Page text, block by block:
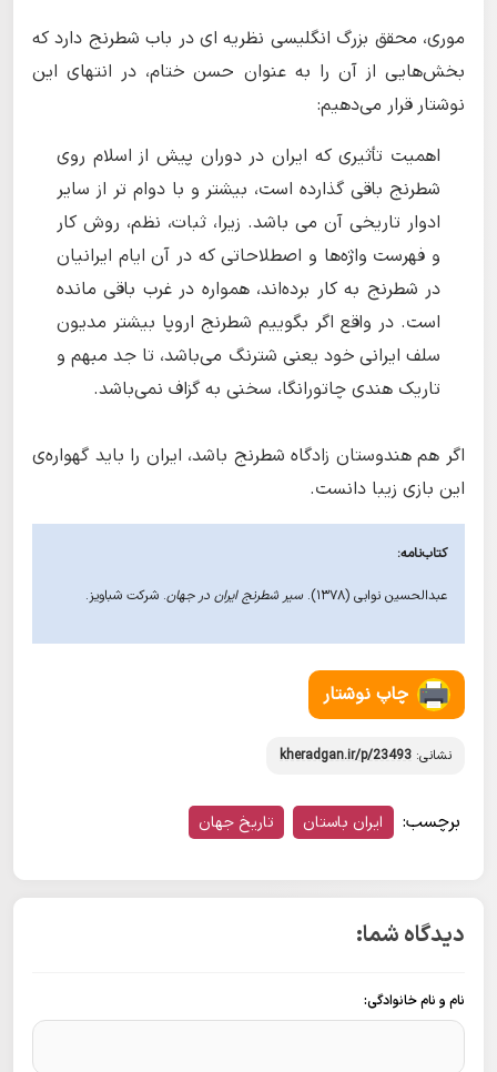
موری، محقق بزرگ انگلیسی نظریه ای در باب شطرنج دارد که
بخش‌هایی از آن را به عنوان حسن ختام، در انتهای این
نوشتار قرار می‌دهیم:
اهمیت تأثیری که ایران در دوران پیش از اسلام روی
شطرنج باقی گذارده است، بیشتر و با دوام تر از سایر
ادوار تاریخی آن می باشد. زیرا، ثبات، نظم، روش کار
و فهرست واژه‌ها و اصطلاحاتی که در آن ایام ایرانیان
در شطرنج به کار برده‌اند، همواره در غرب باقی مانده
است. در واقع اگر بگوییم شطرنج اروپا بیشتر مدیون
سلف ایرانی خود یعنی شترنگ می‌باشد، تا جد مبهم و
تاریک هندی چاتورانگا، سخنی به گزاف نمی‌باشد.
اگر هم هندوستان زادگاه شطرنج باشد، ایران را باید گهواره‌ی
این بازی زیبا دانست.
کتاب‌نامه:
عبدالحسین نوابی (1378). سیر شطرنج ایران در جهان. شرکت شباویز.
چاپ نوشتار
نشانی: kheradgan.ir/p/23493
برچسب: ایران باستان تاریخ جهان
دیدگاه شما:
نام و نام خانوادگی: